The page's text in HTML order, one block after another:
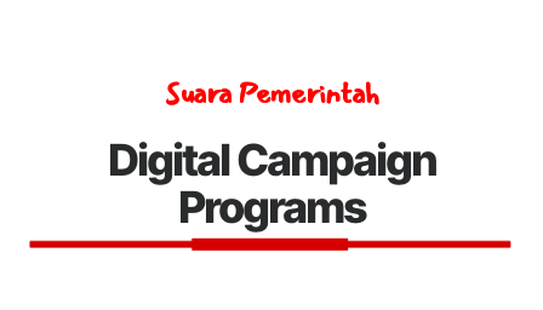
Suara Pemerintah
Digital Campaign
Programs